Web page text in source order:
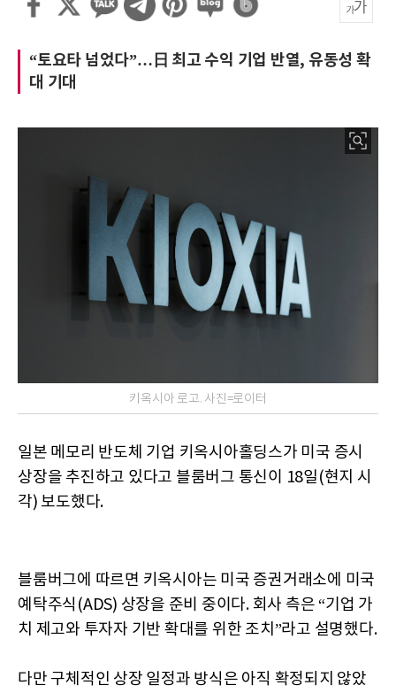
“토요타 넘었다”…日 최고 수익 기업 반열, 유동성 확
대 기대
키옥시아 로고. 사진=로이터
일본 메모리 반도체 기업 키옥시아홀딩스가 미국 증시
상장을 추진하고 있다고 블룸버그 통신이 18일(현지 시
각) 보도했다.
블룸버그에 따르면 키옥시아는 미국 증권거래소에 미국
예탁주식(ADS) 상장을 준비 중이다. 회사 측은 “기업 가
치 제고와 투자자 기반 확대를 위한 조치”라고 설명했다.
다만 구체적인 상장 일정과 방식은 아직 확정되지 않았